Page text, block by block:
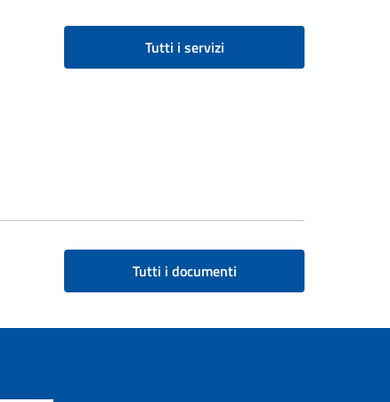
Tutti i servizi
Tutti i documenti